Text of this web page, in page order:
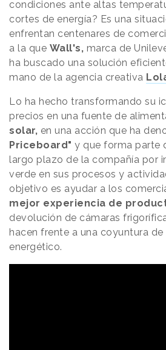
condiciones ante altas
cortes de energía? Es una
enfrentan centenares de
a la que Wall's, marca de
ha buscado una solución
mano de la agencia creativa
Lo ha hecho transformando su
precios en una fuente de
solar, en una acción que ha
Priceboard" y que forma parte
largo plazo de la compañía por
verde en sus procesos y
objetivo es ayudar a los
mejor experiencia de
devolución de cámaras
hacen frente a una coyuntura
energético.